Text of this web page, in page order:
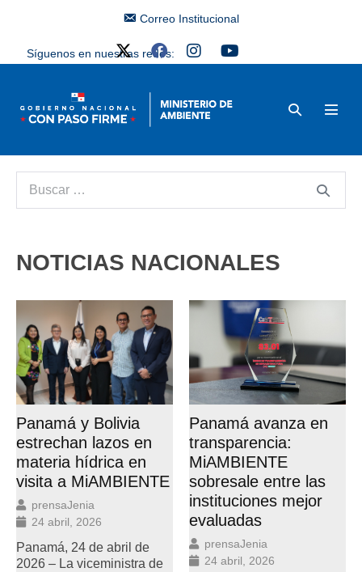
Correo Institucional
Síguenos en nuestras redes:
NOTICIAS NACIONALES
Panamá y Bolivia
estrechan lazos en
materia hídrica en
visita a MiAMBIENTE
prensaJenia
24 abril, 2026
Panamá, 24 de abril de
2026 – La viceministra de
Panamá avanza en
transparencia:
MiAMBIENTE
sobresale entre las
instituciones mejor
evaluadas
prensaJenia
24 abril, 2026